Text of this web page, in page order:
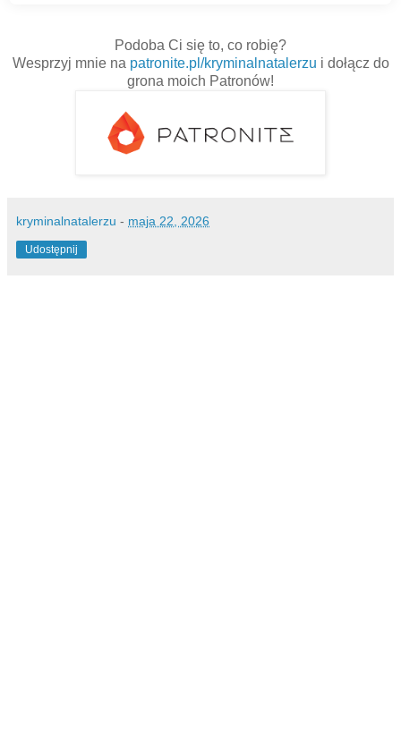
Podoba Ci się to, co robię?
Wesprzyj mnie na patronite.pl/kryminalnatalerzu i dołącz do
grona moich Patronów!
kryminalnatalerzu - maja 22, 2026
Udostępnij